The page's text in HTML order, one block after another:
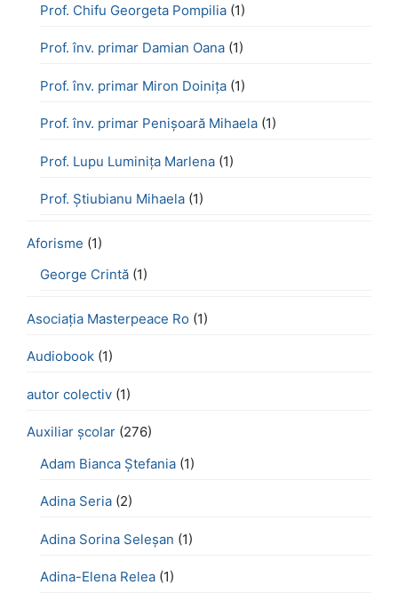
Prof. Chifu Georgeta Pompilia (1)
Prof. înv. primar Damian Oana (1)
Prof. înv. primar Miron Doinița (1)
Prof. înv. primar Penișoară Mihaela (1)
Prof. Lupu Luminița Marlena (1)
Prof. Știubianu Mihaela (1)
Aforisme (1)
George Crintă (1)
Asociația Masterpeace Ro (1)
Audiobook (1)
autor colectiv (1)
Auxiliar școlar (276)
Adam Bianca Ștefania (1)
Adina Seria (2)
Adina Sorina Seleșan (1)
Adina-Elena Relea (1)